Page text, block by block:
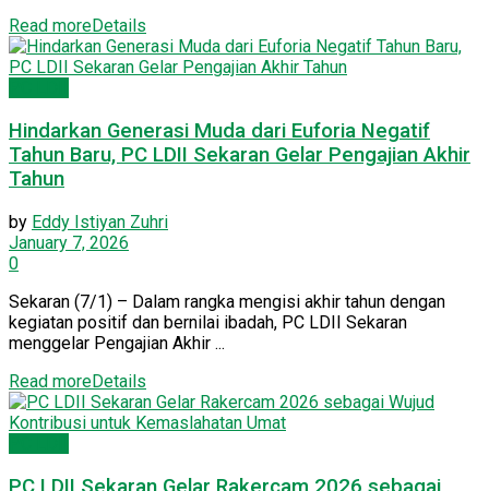
Read moreDetails
Hindarkan Generasi Muda dari Euforia Negatif
Tahun Baru, PC LDII Sekaran Gelar Pengajian Akhir
Tahun
by Eddy Istiyan Zuhri
January 7, 2026
0
Sekaran (7/1) – Dalam rangka mengisi akhir tahun dengan
kegiatan positif dan bernilai ibadah, PC LDII Sekaran
menggelar Pengajian Akhir ...
Read moreDetails
PC LDII Sekaran Gelar Rakercam 2026 sebagai